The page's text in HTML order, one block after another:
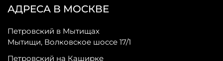
АДРЕСА В МОСКВЕ
Петровский в Мытищах
Мытищи, Волковское шоссе 17/1
Петровский на Каширке